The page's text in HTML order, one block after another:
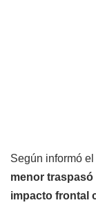
Según informó
menor
impacto frontal